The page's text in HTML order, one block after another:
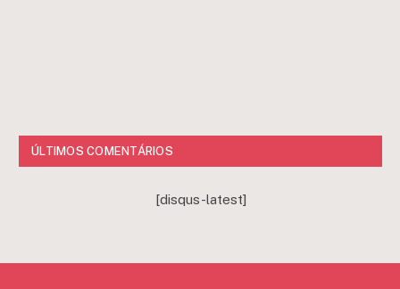
ÚLTIMOS COMENTÁRIOS
[disqus-latest]